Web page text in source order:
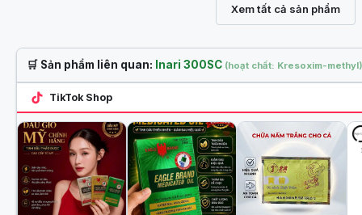
Xem tất cả sản phẩm
🛒 Sản phẩm liên quan: Inari 300SC (hoạt chất: Kresoxim-methyl)
TikTok Shop